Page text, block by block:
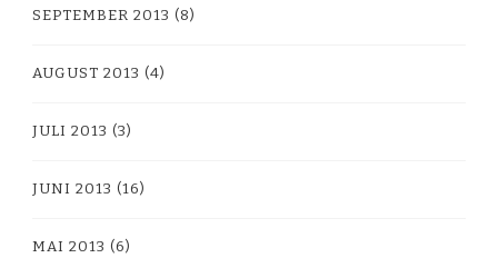
SEPTEMBER 2013 (8)
AUGUST 2013 (4)
JULI 2013 (3)
JUNI 2013 (16)
MAI 2013 (6)